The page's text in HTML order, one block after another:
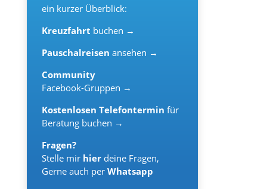
ein kurzer Überblick:
Kreuzfahrt buchen →
Pauschalreisen ansehen →
Community
Facebook-Gruppen →
Kostenlosen Telefontermin für
Beratung buchen →
Fragen?
Stelle mir hier deine Fragen,
Gerne auch per Whatsapp